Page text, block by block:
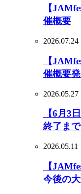
【
催概要
2026.07.24
【
催概要
2026.05.27
【6月3
終了まで
2026.05.11
【
今後の